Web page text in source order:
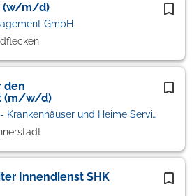
(w/m/d)
GmbH
den
(m/w/d)
Bezirk Unterfranken - Krankenhäuser und Heime Service gGmbH'
Innendienst SHK